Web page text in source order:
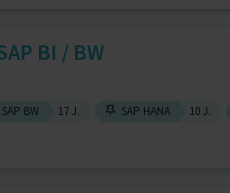
BI / BW
SAP BW 17 J. SAP HANA 10 J.